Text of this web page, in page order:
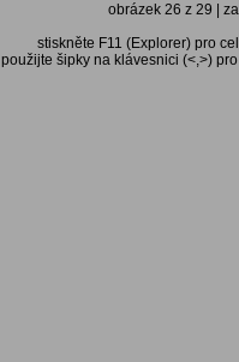
obrázek 26 z 29 |
stiskněte F11 (Explorer) pro
použijte šipky na klávesnici (<,>)